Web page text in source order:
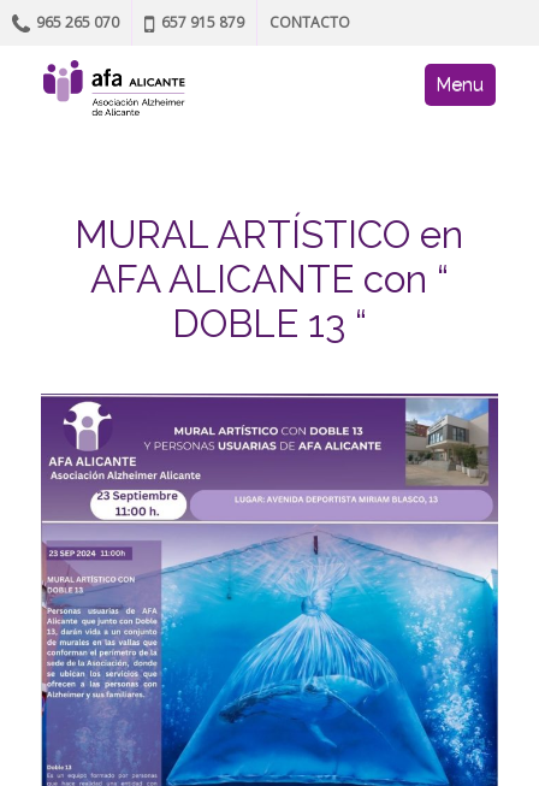
965 265 070 657 915 879 CONTACTO
AFA site
Skip to content
Menu
MURAL ARTÍSTICO en
AFA ALICANTE con “
DOBLE 13 “